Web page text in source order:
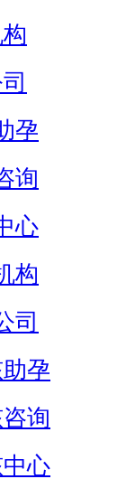
孕
询
心
构
司
孕
询
心